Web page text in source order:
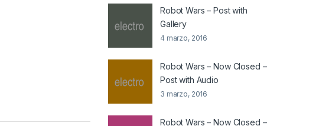
Robot Wars – Post with
Gallery
4 marzo, 2016
Robot Wars – Now Closed –
Post with Audio
3 marzo, 2016
Robot Wars – Now Closed –